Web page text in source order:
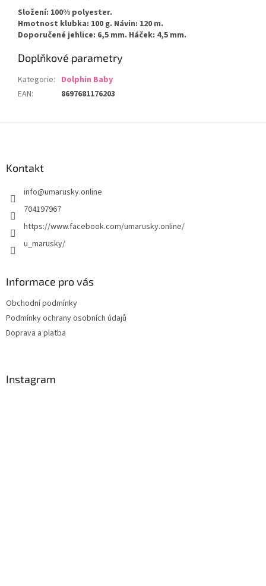
Složení: 100% polyester.
Hmotnost klubka: 100 g. Návin: 120 m.
Doporučené jehlice: 6,5 mm. Háček: 4,5 mm.
Doplňkové parametry
Kategorie: Dolphin Baby
EAN: 8697681176203
Kontakt
info@umarusky.online
704197967
https://www.facebook.com/umarusky.online/
u_marusky/
Informace pro vás
Obchodní podmínky
Podmínky ochrany osobních údajů
Doprava a platba
Instagram